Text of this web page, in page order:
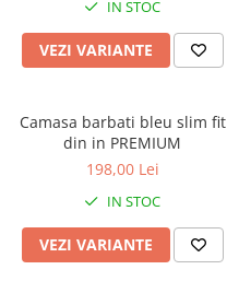
IN STOC
VEZI VARIANTE
Camasa barbati bleu slim fit
din in PREMIUM
198,00 Lei
IN STOC
VEZI VARIANTE